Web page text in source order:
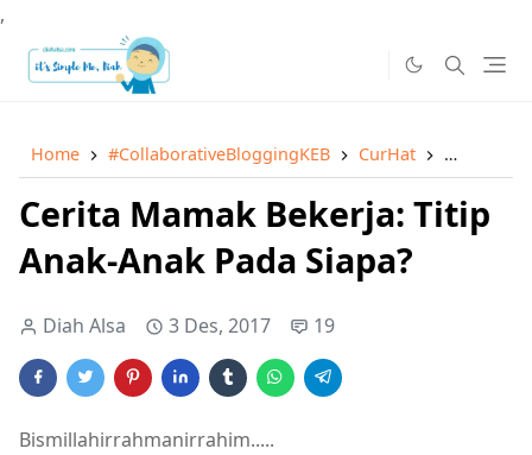
,
Home #CollaborativeBloggingKEB CurHat Family
Cerita Mamak Bekerja: Titip
Anak-Anak Pada Siapa?
Diah Alsa 3 Des, 2017 19
Bismillahirrahmanirrahim.....